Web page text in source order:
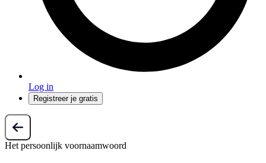
Log in
Registreer je gratis
Het persoonlijk voornaamwoord